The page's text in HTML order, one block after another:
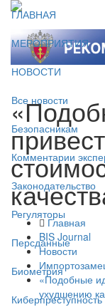
ГЛАВНАЯ
МЕРОПРИЯТИЯ
НОВОСТИ
Все новости
Безопасникам
Комментарии
Законодательство
Регуляторы
Персданные
Биометрия
Киберпреступность
Главная
BIS Journal
Новости
«Подобные
ухудшению